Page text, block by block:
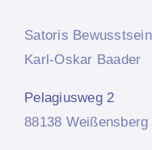
Satoris
Karl-Oskar Baader
Pelagiusweg 2
88138 Weißensberg